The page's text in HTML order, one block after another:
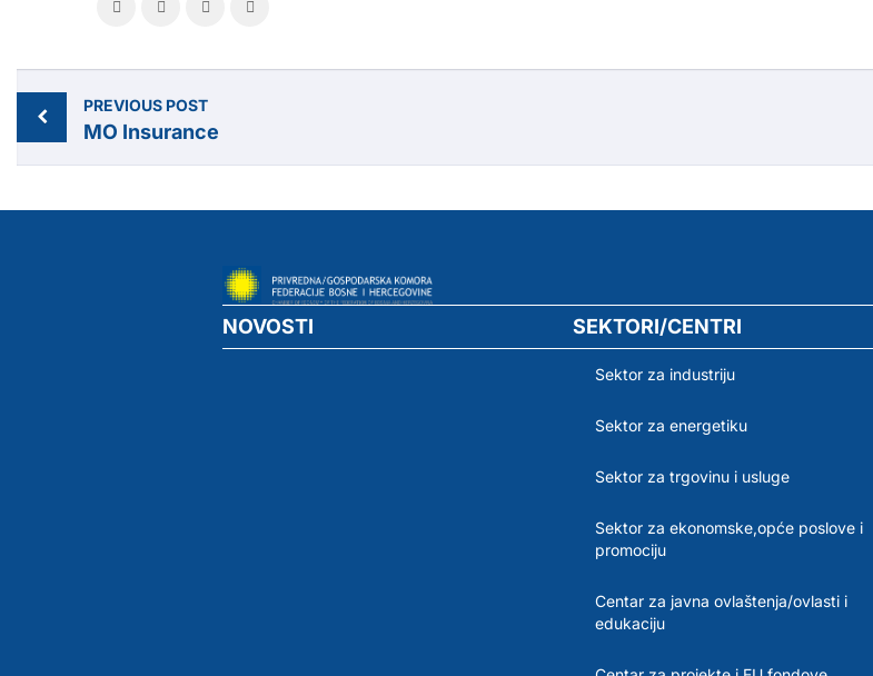
PREVIOUS POST
MO Insurance
NOVOSTI SEKTORI/CENTRI
Sektor za industriju
Sektor za energetiku
Sektor za trgovinu i usluge
Sektor za ekonomske,opće poslove i
promociju
Centar za javna ovlaštenja/ovlasti i
edukaciju